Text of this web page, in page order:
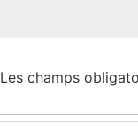
Les champs